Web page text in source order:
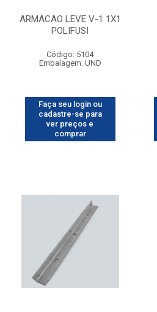
ARMACAO LEVE V-1 1X1
POLIFUSI
Código: 5104
Embalagem: UND
Faça seu login ou
cadastre-se para
ver preços e
comprar